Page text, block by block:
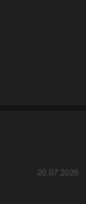
20.07.2026